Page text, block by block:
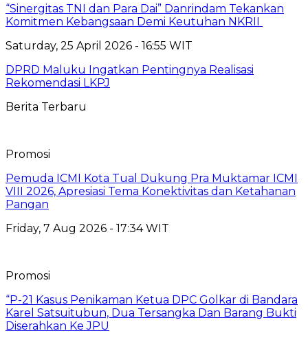
“Sinergitas TNI dan Para Dai” Danrindam Tekankan
Komitmen Kebangsaan Demi Keutuhan NKRII ‎
Saturday, 25 April 2026 - 16:55 WIT
DPRD Maluku Ingatkan Pentingnya Realisasi
Rekomendasi LKPJ
Berita Terbaru
Promosi
Pemuda ICMI Kota Tual Dukung Pra Muktamar ICMI
VIII 2026, Apresiasi Tema Konektivitas dan Ketahanan
Pangan
Friday, 7 Aug 2026 - 17:34 WIT
Promosi
“P-21 Kasus Penikaman Ketua DPC Golkar di Bandara
Karel Satsuitubun, Dua Tersangka Dan Barang Bukti
Diserahkan Ke JPU